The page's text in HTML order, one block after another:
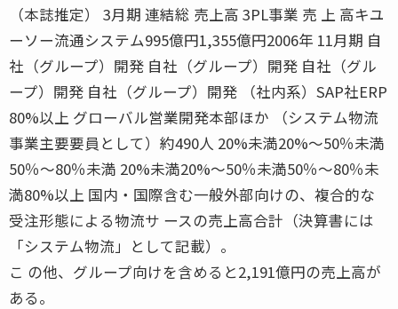
（本誌推定） 3月期 連結総 売上高 3PL事業 売 上 高キユ
ーソー流通システム995億円1,355億円2006年 11月期 自
社（グループ）開発 自社（グループ）開発 自社（グル
ープ）開発 自社（グループ）開発 （社内系）SAP社ERP
80%以上 グローバル営業開発本部ほか （システム物流
事業主要要員として）約490人 20%未満20%〜50％未満
50％〜80％未満 20%未満20%〜50％未満50％〜80％未
満80%以上 国内・国際含む一般外部向けの、複合的な
受注形態による物流サ ースの売上高合計（決算書には
「システム物流」として記載）。
こ の他、グループ向けを含めると2,191億円の売上高が
ある。